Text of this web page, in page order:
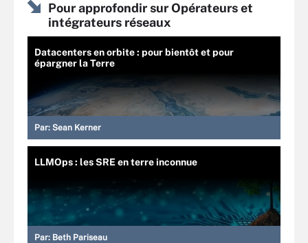
Pour approfondir sur Opérateurs et
intégrateurs réseaux
Datacenters en orbite : pour bientôt et pour
épargner la Terre
Par: Sean Kerner
LLMOps : les SRE en terre inconnue
Par: Beth Pariseau